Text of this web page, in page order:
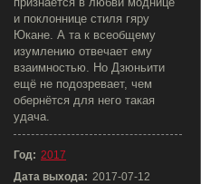
и поклоннице стиля гяру
Юкане. А та к всеобщему
изумлению отвечает ему
взаимностью. Но Дзюньити
ещё не подозревает, чем
обернётся для него такая
удача.
Год: 2017
Дата выхода: 2017-07-12